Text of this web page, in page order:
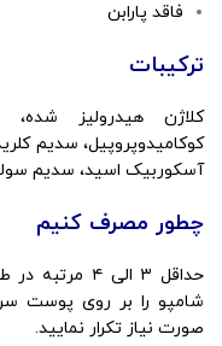
فاقد پارابن
ترکیبات
کلاژن هیدرولیز
کوکامیدوپروپیل، سدیم
آسکوربیک اسید، سدیم
چطور مصرف کنیم
حداقل ۳ الی
صورت نیاز تکرار نمایید.